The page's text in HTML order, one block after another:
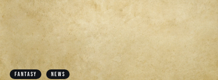
Recensioni
Libri e fumetti
Cercatori
FANTASY NEWS